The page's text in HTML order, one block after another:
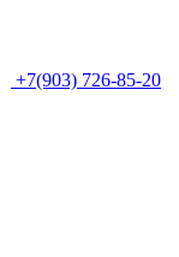
+7(903) 726-85-20